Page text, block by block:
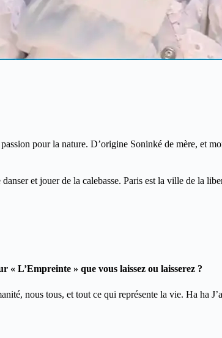
pour la nature. D’origine Soninké de mère, et
et jouer de la calebasse. Paris est la ville de la
L’Empreinte » que vous laissez ou laisserez ?
nous tous, et tout ce qui représente la vie. Ha ha